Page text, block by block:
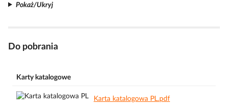
Pokaż/Ukryj
Do pobrania
Karty katalogowe
Karta katalogowa PL.pdf